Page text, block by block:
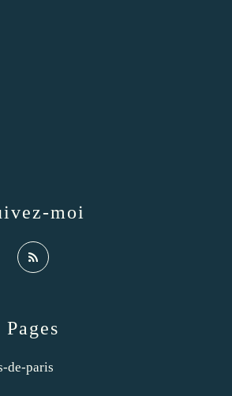
Pages
de-paris
moi